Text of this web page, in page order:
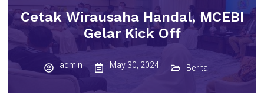
Cetak Wirausaha Handal, MCEBI
Gelar Kick Off
admin May 30, 2024 Berita